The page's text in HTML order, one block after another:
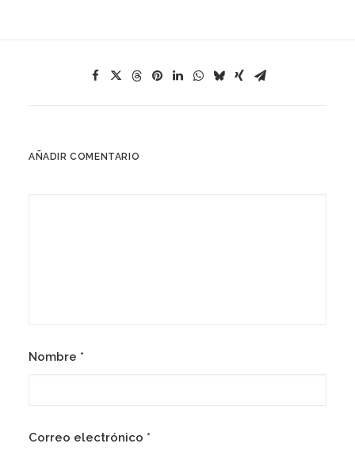
AÑADIR COMENTARIO
Nombre *
Correo electrónico *